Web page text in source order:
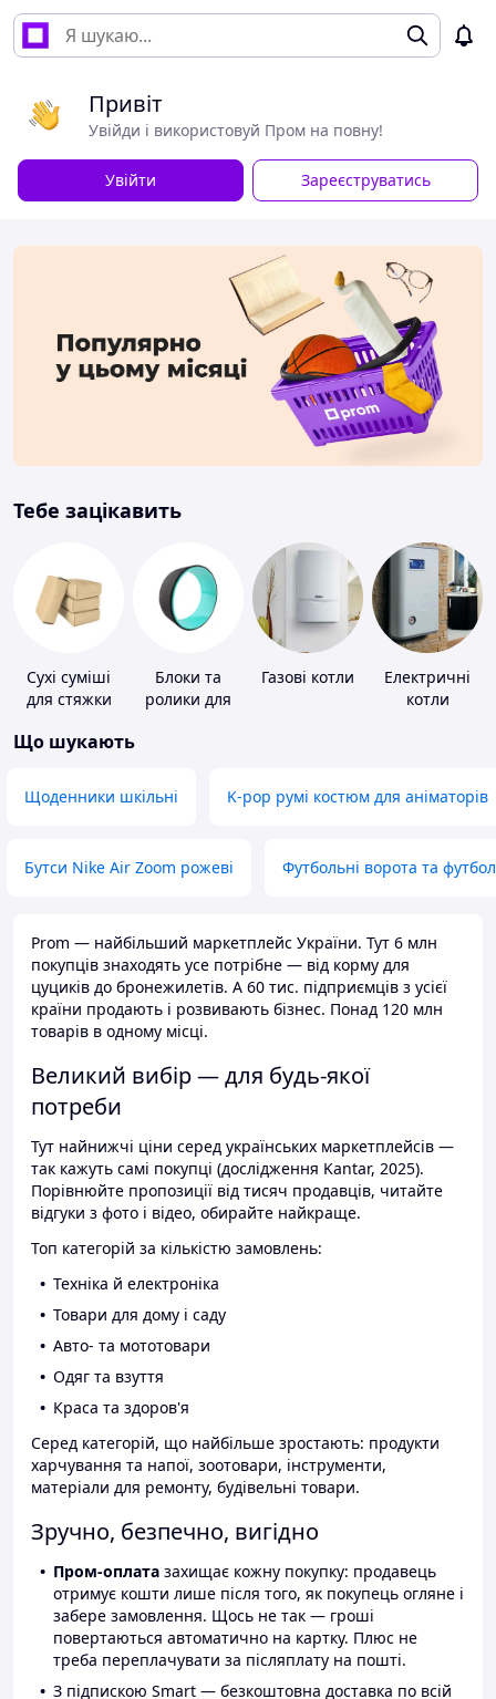
Привіт
Увійди і використовуй Пром на повну!
Увійти Зареєструватись
Тебе зацікавить
Сухі суміші
для стяжки
Блоки та
ролики для
Газові котли
Електричні
котли
Що шукають
Щоденники шкільні K-pop румі костюм для аніматорів
Бутси Nike Air Zoom рожеві Футбольні ворота та
Prom — найбільший маркетплейс України. Тут 6 млн
покупців знаходять усе потрібне — від корму для
цуциків до бронежилетів. А 60 тис. підприємців з усієї
країни продають і розвивають бізнес. Понад 120 млн
товарів в одному місці.
Великий вибір — для будь-якої
потреби
Тут найнижчі ціни серед українських маркетплейсів —
так кажуть самі покупці (дослідження Kantar, 2025).
Порівнюйте пропозиції від тисяч продавців, читайте
відгуки з фото і відео, обирайте найкраще.
Топ категорій за кількістю замовлень:
Техніка й електроніка
Товари для дому і саду
Авто- та мототовари
Одяг та взуття
Краса та здоров'я
Серед категорій, що найбільше зростають: продукти
харчування та напої, зоотовари, інструменти,
матеріали для ремонту, будівельні товари.
Зручно, безпечно, вигідно
Пром-оплата захищає кожну покупку: продавець
отримує кошти лише після того, як покупець огляне і
забере замовлення. Щось не так — гроші
повертаються автоматично на картку. Плюс не
треба переплачувати за післяплату на пошті.
З підпискою Smart — безкоштовна доставка по всій